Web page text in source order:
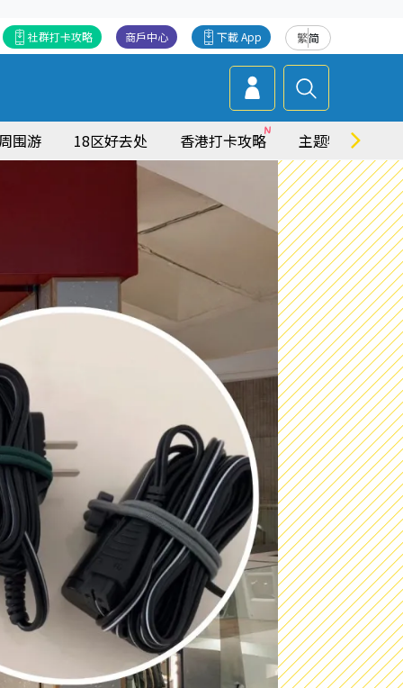
繁简
下載 App
商戶中心
社群打卡攻略
周围游 18区好去处 香港打卡攻略 主题特集